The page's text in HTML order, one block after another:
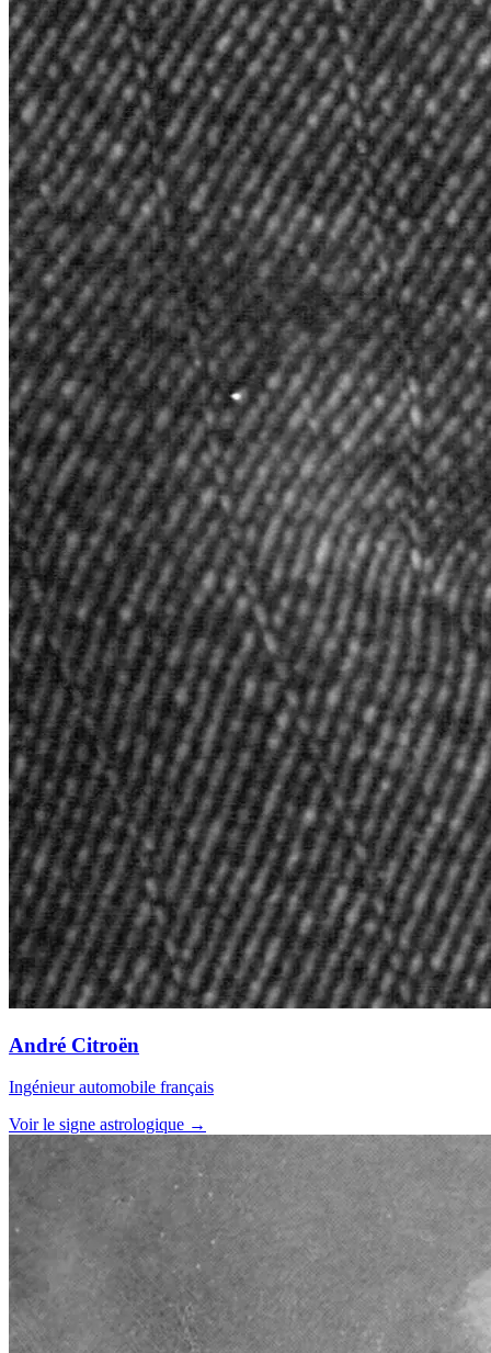
André Citroën
Ingénieur automobile français
Voir le signe astrologique →